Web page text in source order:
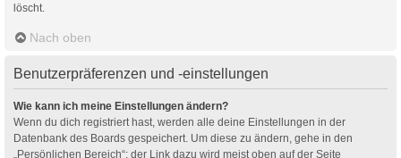
löscht.
Nach oben
Benutzerpräferenzen und -einstellungen
Wie kann ich meine Einstellungen ändern?
Wenn du dich registriert hast, werden alle deine Einstellungen in der
Datenbank des Boards gespeichert. Um diese zu ändern, gehe in den
„Persönlichen Bereich“; der Link dazu wird meist oben auf der Seite